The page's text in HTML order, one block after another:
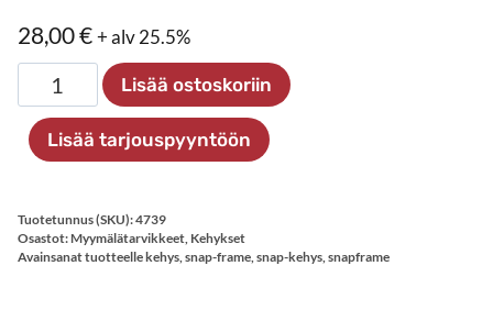
28,00€+ alv 25.5%
Snap-
Frame
20
mm
Lisää ostoskoriin
Lisää tarjouspyyntöön
Tuotetunnus (SKU):4739
Osastot: Myymälätarvikkeet Kehykset
Avainsanat tuotteellekehys snap-frame snap-kehys snapframe